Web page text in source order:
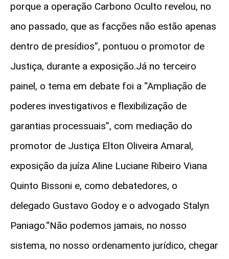
porque a operação Carbono Oculto revelou, no
ano passado, que as facções não estão apenas
dentro de presídios”, pontuou o promotor de
Justiça, durante a exposição.Já no terceiro
painel, o tema em debate foi a “Ampliação de
poderes investigativos e flexibilização de
garantias processuais”, com mediação do
promotor de Justiça Elton Oliveira Amaral,
exposição da juíza Aline Luciane Ribeiro Viana
Quinto Bissoni e, como debatedores, o
delegado Gustavo Godoy e o advogado Stalyn
Paniago.“Não podemos jamais, no nosso
sistema, no nosso ordenamento jurídico, chegar